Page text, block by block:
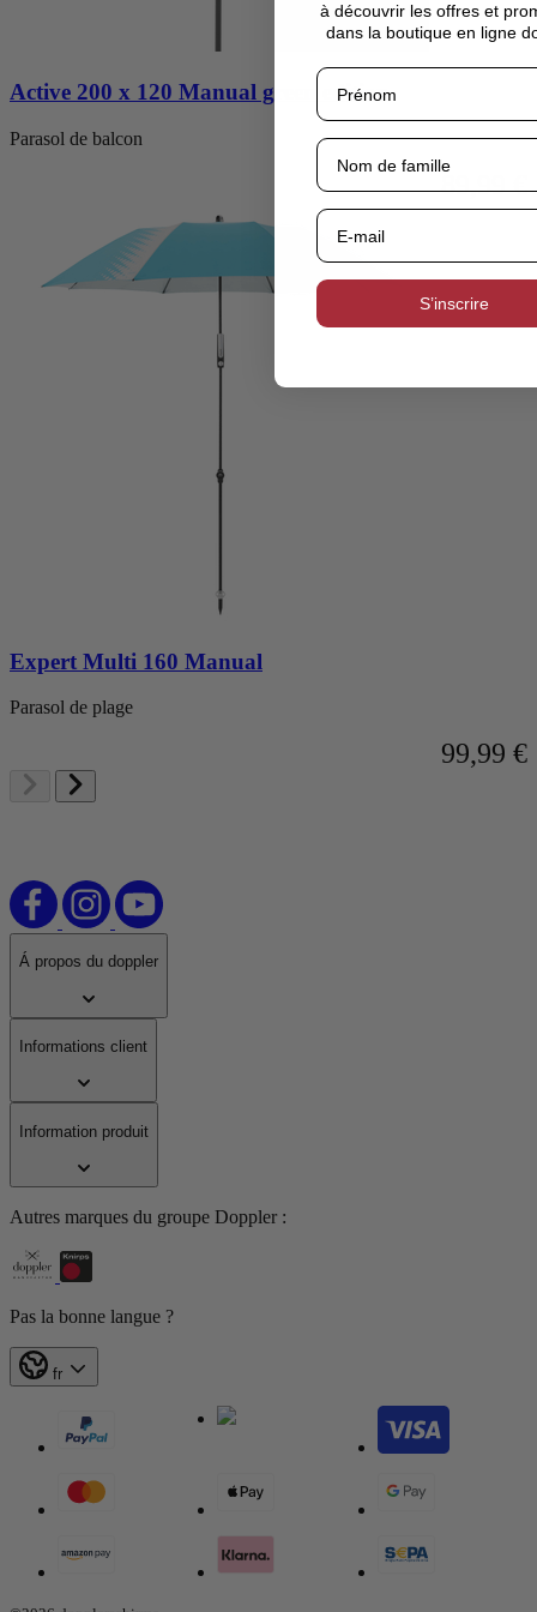
Active 200 x 120 Manual green edition
Parasol de balcon
89,99 €
Expert Multi 160 Manual
Parasol de plage
99,99 €
Á propos du doppler
Informations client
Information produit
Autres marques du groupe Doppler :
Pas la bonne langue ?
fr
à découvrir les offres et
dans la boutique en ligne
S’inscrire